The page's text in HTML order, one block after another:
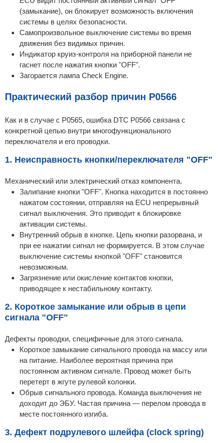
(замыкание), он блокирует возможность включения
системы в целях безопасности.
Самопроизвольное выключение системы во время
движения без видимых причин.
Индикатор круиз-контроля на приборной панели не
гаснет после нажатия кнопки "OFF".
Загорается лампа Check Engine.
Практический разбор причин P0566
Как и в случае с P0565, ошибка DTC P0566 связана с
конкретной цепью внутри многофункционального
переключателя и его проводки.
1. Неисправность кнопки/переключателя "OFF"
Механический или электрический отказ компонента.
Залипание кнопки "OFF". Кнопка находится в постоянно
нажатом состоянии, отправляя на ECU непрерывный
сигнал выключения. Это приводит к блокировке
активации системы.
Внутренний обрыв в кнопке. Цепь кнопки разорвана, и
при ее нажатии сигнал не формируется. В этом случае
выключение системы кнопкой "OFF" становится
невозможным.
Загрязнение или окисление контактов кнопки,
приводящее к нестабильному контакту.
2. Короткое замыкание или обрыв в цепи
сигнала "OFF"
Дефекты проводки, специфичные для этого сигнала.
Короткое замыкание сигнального провода на массу или
на питание. Наиболее вероятная причина при
постоянном активном сигнале. Провод может быть
перетерт в жгуте рулевой колонки.
Обрыв сигнального провода. Команда выключения не
доходит до ЭБУ. Частая причина — перелом провода в
месте постоянного изгиба.
3. Дефект подрулевого шлейфа (clock spring)